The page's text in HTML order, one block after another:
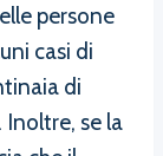
persone
casi di
di
se la